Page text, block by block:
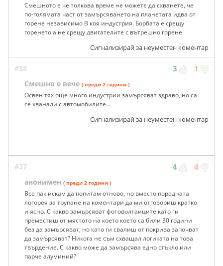
Смешното е че толкова време не можете да схванете, че
по-голямата част от замърсяването на планетата идва от
горене независимо В коя индустрия. Борбата е срещу
горенето а не срещу двигателите с вътрешно горене.
Сигнализирай за неуместен коментар
#38 3 1
Смешно е вече ( преди 2 години )
Освен тях още много индустрии замърсяват здраво, но са
се хванали с автомобилите...
Сигнализирай за неуместен коментар
#37 4 4
анонимен ( преди 2 години )
Все пак искам да попитам отново, но вместо поредната
логорея за трупане на коментари да ми отговориш кратко
и ясно. С какво замърсяват фотоволтаиците като ги
преместиш от мястото на което което са били 30 години
без да замърсяват, но като ги свалиш от покрива започват
да замърсяват? Никога не съм схващал логиката на това
твърдение. С какво може да замърсява едно стъкло или
парче алуминий?